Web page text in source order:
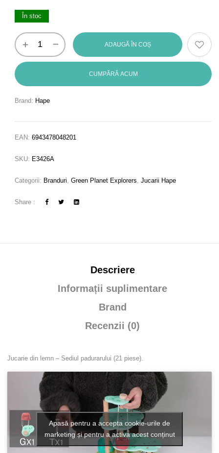
În stoc
ADAUGĂ ÎN COȘ
CUMPĂRĂ ACUM
Brand: Hape
EAN: 6943478048201
SKU: E3426A
Categorii: Branduri Green Planet Explorers Jucarii Hape
Share :
Descriere
Informații suplimentare
Brand
Recenzii (0)
Jucarie din lemn – Sediul padurarului (21 piese).
Apasă pentru a accepta cookie-urile de
marketing și pentru a activa acest conținut